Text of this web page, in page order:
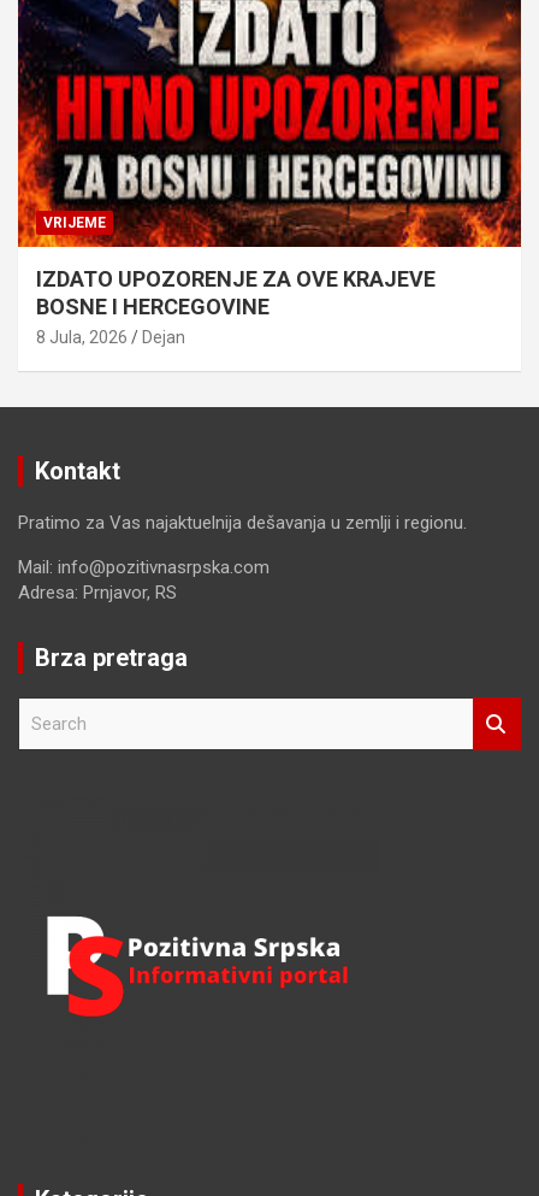
VRIJEME
IZDATO UPOZORENJE ZA OVE KRAJEVE
BOSNE I HERCEGOVINE
8 Jula, 2026 Dejan
Kontakt
Pratimo za Vas najaktuelnija dešavanja u zemlji i regionu.
Mail: info@pozitivnasrpska.com
Adresa: Prnjavor, RS
Brza pretraga